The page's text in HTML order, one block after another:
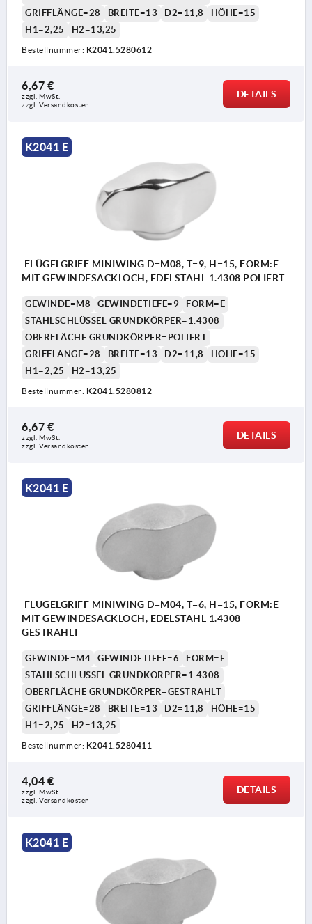
GRIFFLÄNGE=28
BREITE=13 D2=11,8
HÖHE=15
H1=2,25
H2=13,25
Bestellnummer: K2041.5280612
6,67 €
zzgl. MwSt.
zzgl. Versandkosten
DETAILS
K2041 E
FLÜGELGRIFF MINIWING D=M08, T=9, H=15, FORM:E
MIT GEWINDESACKLOCH, EDELSTAHL 1.4308 POLIERT
GEWINDE=M8 GEWINDETIEFE=9
FORM=E
STAHLSCHLÜSSEL GRUNDKÖRPER=1.4308
OBERFLÄCHE GRUNDKÖRPER=POLIERT
GRIFFLÄNGE=28
BREITE=13 D2=11,8
HÖHE=15
H1=2,25
H2=13,25
Bestellnummer: K2041.5280812
6,67 €
zzgl. MwSt.
zzgl. Versandkosten
DETAILS
K2041 E
FLÜGELGRIFF MINIWING D=M04, T=6, H=15, FORM:E
MIT GEWINDESACKLOCH, EDELSTAHL 1.4308
GESTRAHLT
GEWINDE=M4 GEWINDETIEFE=6
FORM=E
STAHLSCHLÜSSEL GRUNDKÖRPER=1.4308
OBERFLÄCHE GRUNDKÖRPER=GESTRAHLT
GRIFFLÄNGE=28
BREITE=13 D2=11,8
HÖHE=15
H1=2,25
H2=13,25
Bestellnummer: K2041.5280411
4,04 €
zzgl. MwSt.
zzgl. Versandkosten
DETAILS
K2041 E